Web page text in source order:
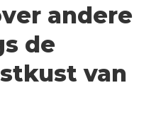
andere
de
van